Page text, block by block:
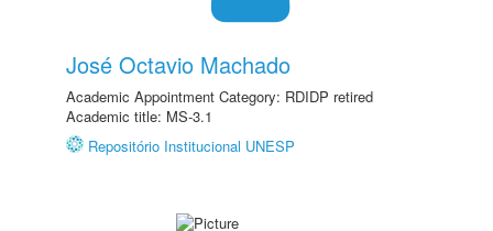
José Octavio Machado
Academic Appointment Category: RDIDP retired
Academic title: MS-3.1
Repositório Institucional UNESP